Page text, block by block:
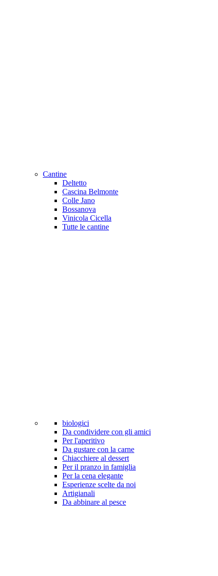
Cantine
Deltetto
Cascina Belmonte
Colle Jano
Bossanova
Vinicola Cicella
Tutte le cantine
biologici
Da condividere con gli amici
Per l'aperitivo
Da gustare con la carne
Chiacchiere al dessert
Per il pranzo in famiglia
Per la cena elegante
Esperienze scelte da noi
Artigianali
Da abbinare al pesce